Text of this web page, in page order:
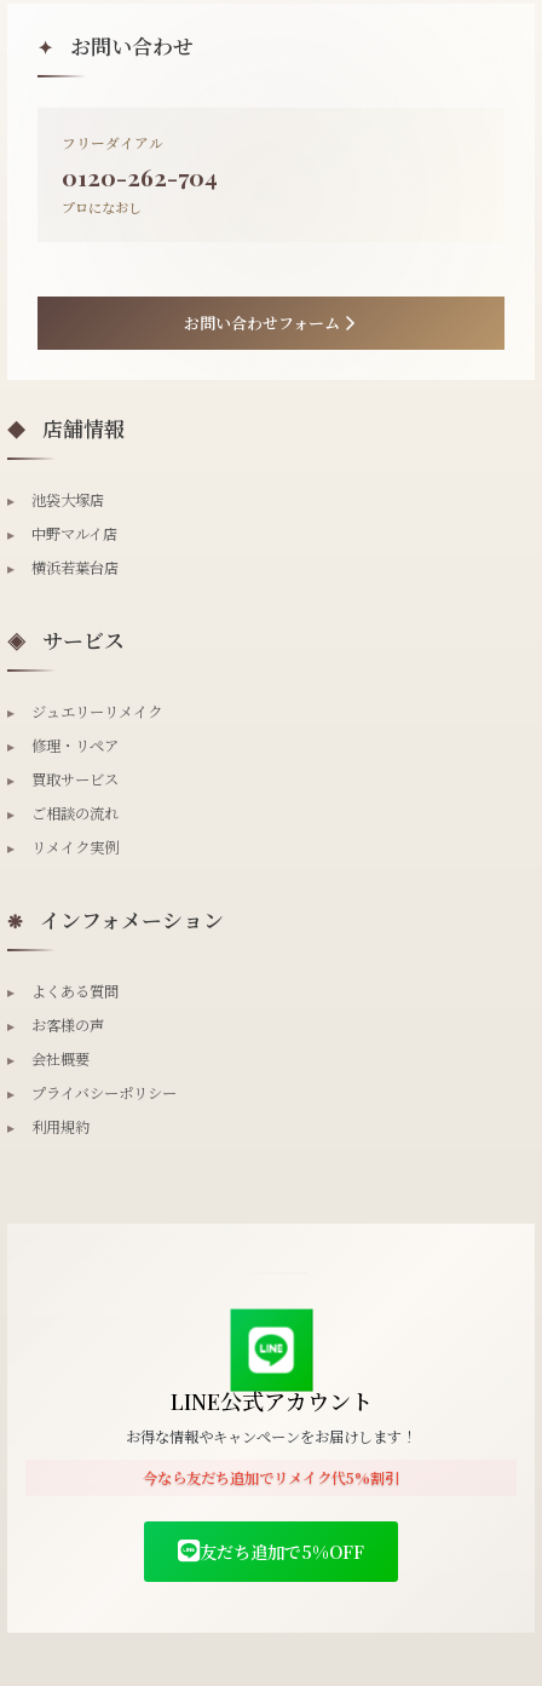
✦ お問い合わせ
フリーダイアル
0120-262-704
プロになおし
お問い合わせフォーム
◆ 店舗情報
▸
池袋大塚店
▸
中野マルイ店
▸
横浜若葉台店
◈ サービス
▸
ジュエリーリメイク
▸
修理・リペア
▸
買取サービス
▸
ご相談の流れ
▸
リメイク実例
❋ インフォメーション
▸
よくある質問
▸
お客様の声
▸
会社概要
▸
プライバシーポリシー
▸
利用規約
LINE公式アカウント
お得な情報やキャンペーンをお届けします！
今なら友だち追加でリメイク代5%割引
友だち追加で5%OFF